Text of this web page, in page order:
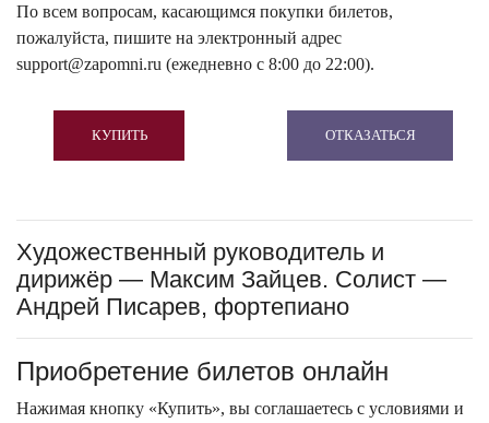
По всем вопросам, касающимся покупки билетов,
пожалуйста, пишите на электронный адрес
support@zapomni.ru (ежедневно с 8:00 до 22:00).
КУПИТЬ ОТКАЗАТЬСЯ
Художественный руководитель и
дирижёр — Максим Зайцев. Солист —
Андрей Писарев, фортепиано
Приобретение билетов онлайн
Нажимая кнопку «Купить», вы соглашаетесь с условиями и